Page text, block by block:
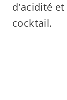
d'acidité
cocktail.